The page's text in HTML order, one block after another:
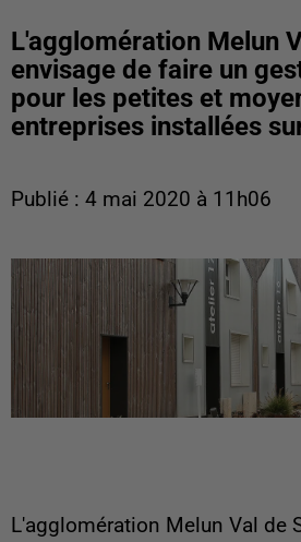
L'agglomération Melun
envisage de faire un
pour les petites et
entreprises installées
Publié : 4 mai 2020 à 11h06
L'agglomération Melun Val de